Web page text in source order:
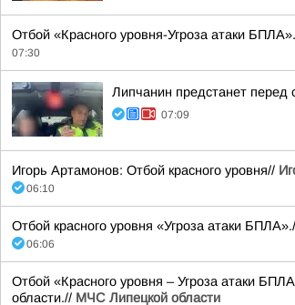
Отбой «Красного уровня-Угроза атаки
07:30
Липчанин предстанет
07:09
Игорь Артамонов: Отбой красного уровня//
06:10
Отбой красного уровня «Угроза атаки
06:06
Отбой «Красного уровня – Угроза атаки
области.// МЧС Липецкой области